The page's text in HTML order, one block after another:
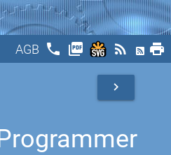
AGB phone picture_as_pdf rss_feed print
navigate_next